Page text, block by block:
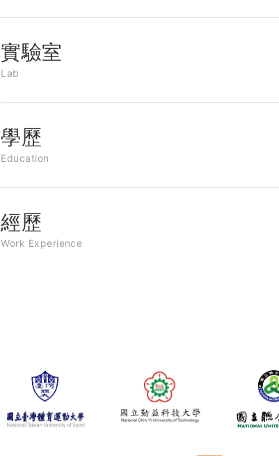
實驗室
Lab
學歷
Education
經歷
Work Experience